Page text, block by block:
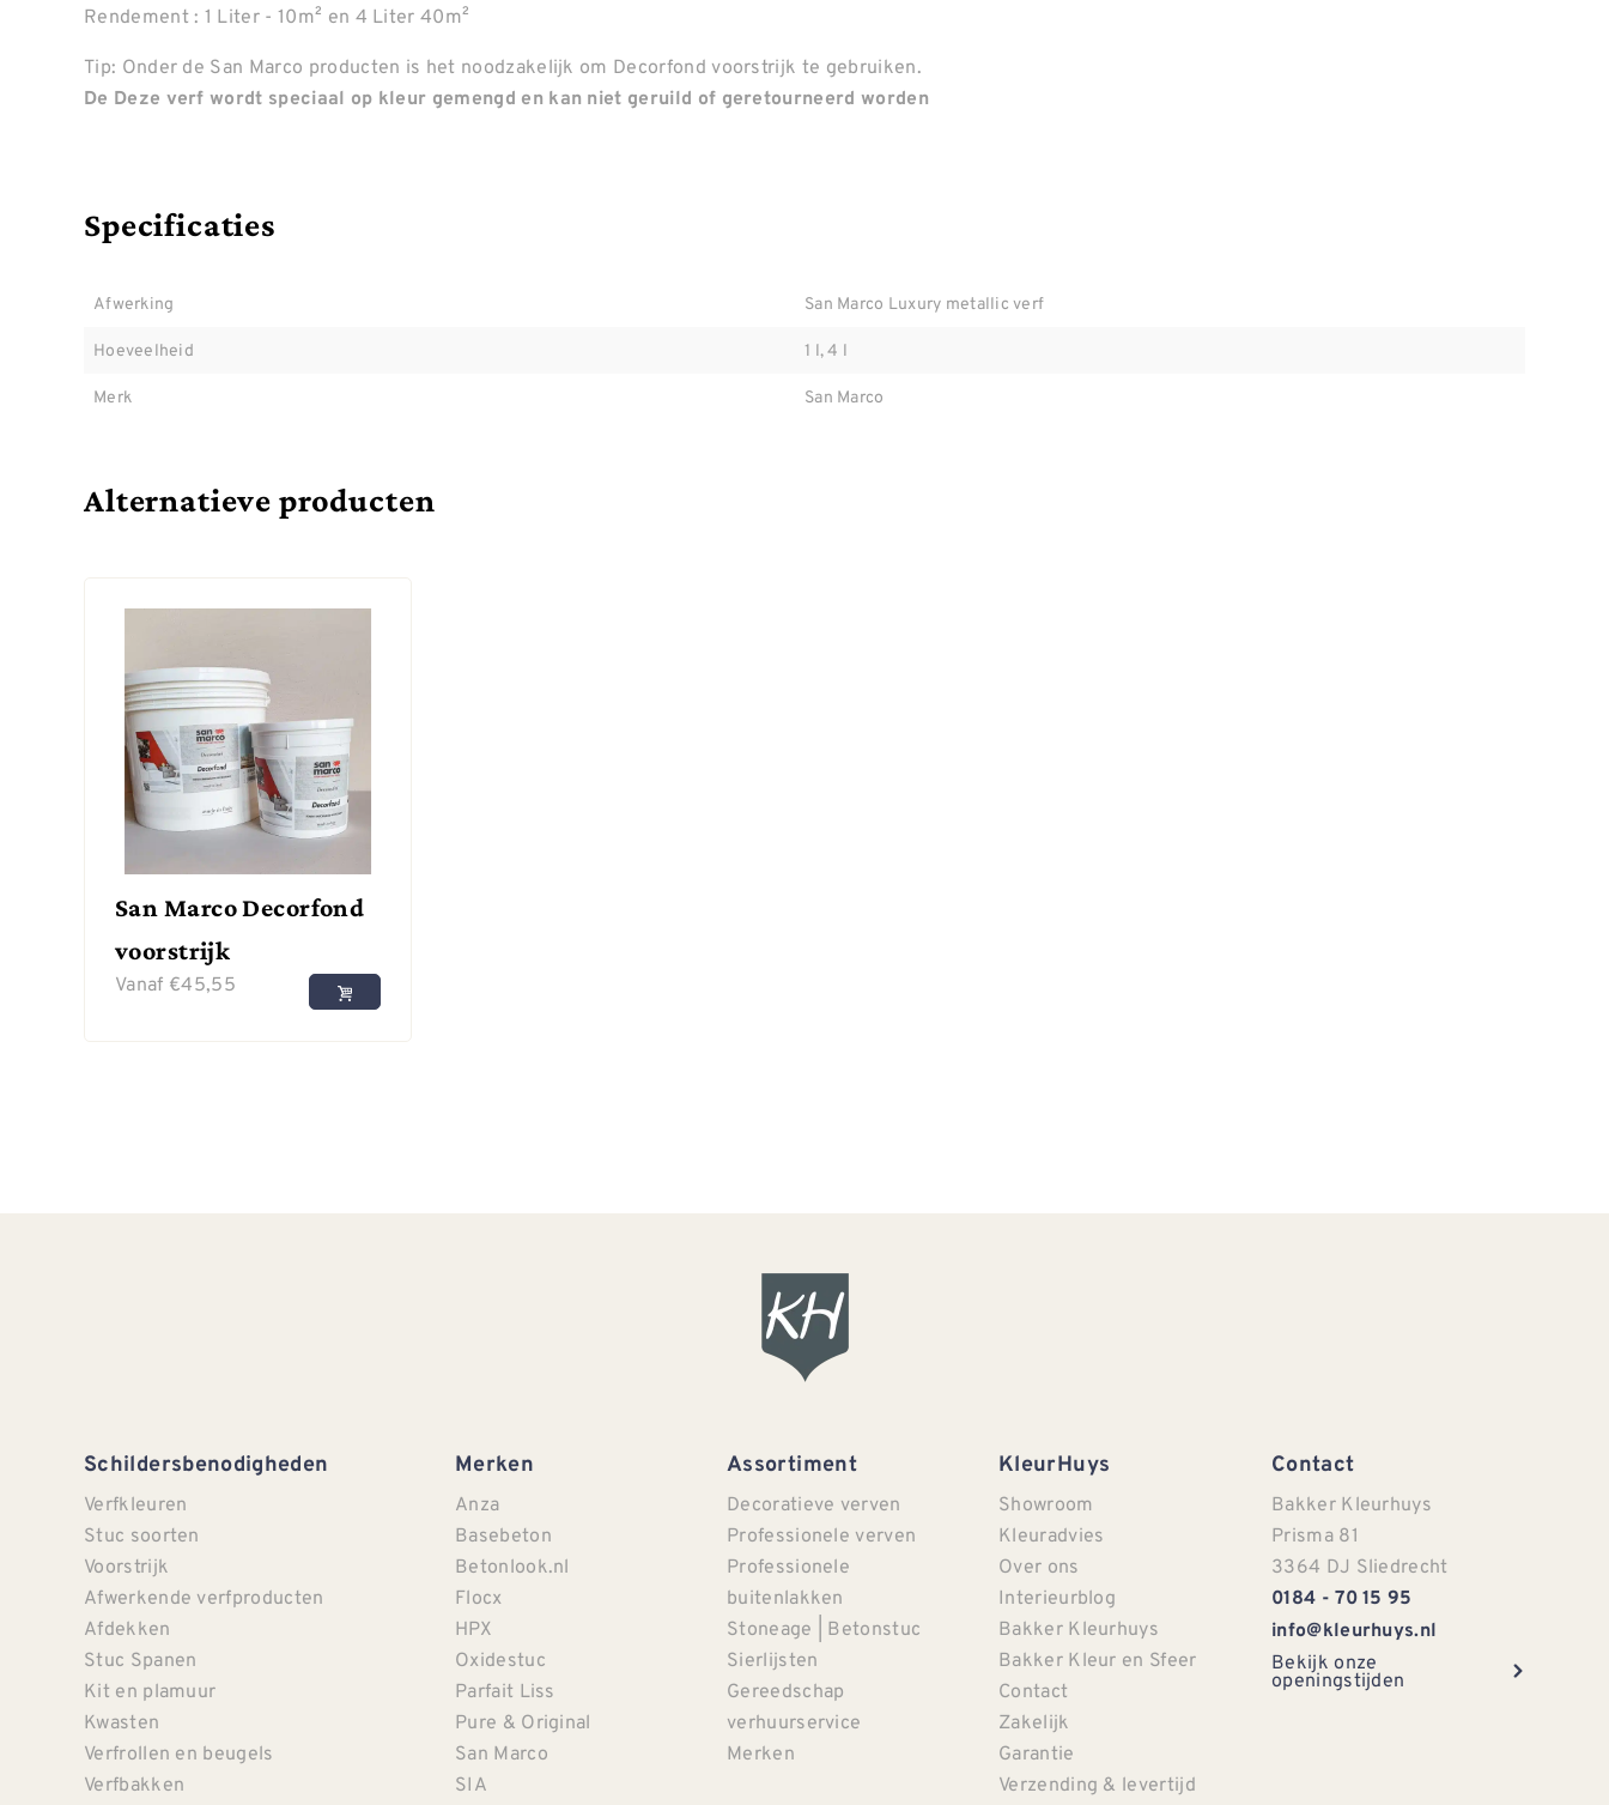
Rendement : 1 Liter - 10m² en 4 Liter 40m²
Tip: Onder de San Marco producten is het noodzakelijk om Decorfond voorstrijk te gebruiken.
De Deze verf wordt speciaal op kleur gemengd en kan niet geruild of geretourneerd worden
Specificaties
Afwerking
San Marco Luxury metallic verf
Hoeveelheid
1 l, 4 l
Merk
San Marco
Alternatieve producten
San Marco Decorfond
voorstrijk
Vanaf €45,55
Schildersbenodigheden
Verfkleuren
Stuc soorten
Voorstrijk
Afwerkende verfproducten
Afdekken
Stuc Spanen
Kit en plamuur
Kwasten
Verfrollen en beugels
Verfbakken
Merken
Anza
Basebeton
Betonlook.nl
Flocx
HPX
Oxidestuc
Parfait Liss
Pure & Original
San Marco
SIA
Assortiment
Decoratieve verven
Professionele verven
Professionele
buitenlakken
Stoneage | Betonstuc
Sierlijsten
Gereedschap
verhuurservice
Merken
KleurHuys
Showroom
Kleuradvies
Over ons
Interieurblog
Bakker Kleurhuys
Bakker Kleur en Sfeer
Contact
Zakelijk
Garantie
Verzending & levertijd
Contact
Bakker Kleurhuys
Prisma 81
3364 DJ Sliedrecht
0184 - 70 15 95
info@kleurhuys.nl
Bekijk onze
openingstijden